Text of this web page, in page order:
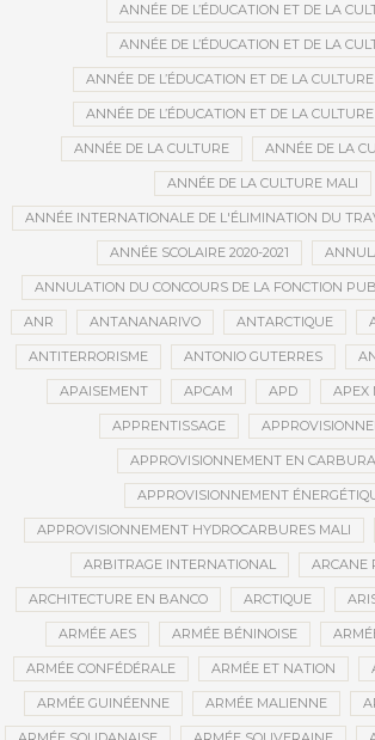
ANNÉE DE L’ÉDUCATION ET DE LA
ANNÉE DE L’ÉDUCATION ET DE LA
ANNÉE DE L’ÉDUCATION ET DE LA
ANNÉE DE L’ÉDUCATION ET DE LA
ANNÉE DE LA CULTURE ANNÉE DE LA
ANNÉE DE LA CULTURE MALI
ANNÉE INTERNATIONALE DE L'ÉLIMINATION DU
ANNÉE SCOLAIRE 2020-2021
ANNULATION DU CONCOURS DE LA FONCTION
ANR ANTANANARIVO ANTARCTIQUE
ANTITERRORISME ANTONIO GUTERRES
APAISEMENT APCAM APD APEX
APPRENTISSAGE
APPROVISIONNEMENT EN
APPROVISIONNEMENT
APPROVISIONNEMENT HYDROCARBURES MALI
ARBITRAGE INTERNATIONAL ARCANE
ARCHITECTURE EN BANCO ARCTIQUE
ARMÉE AES ARMÉE BÉNINOISE
ARMÉE CONFÉDÉRALE ARMÉE ET NATION
ARMÉE GUINÉENNE ARMÉE MALIENNE